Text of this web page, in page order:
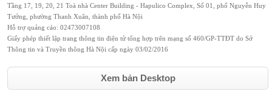
Tầng 17, 19, 20, 21 Toà nhà Center Building - Hapulico Complex, Số 01, phố Nguyễn Huy
Tưởng, phường Thanh Xuân, thành phố Hà Nội
Hỗ trợ quảng cáo: 02473007108
Giấy phép thiết lập trang thông tin điện tử tổng hợp trên mạng số 460/GP-TTĐT do Sở
Thông tin và Truyền thông Hà Nội cấp ngày 03/02/2016
Xem bản Desktop